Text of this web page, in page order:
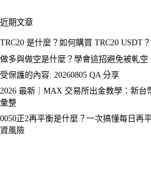
近期文章
TRC20 是什麼？如何購買 TRC20 USDT？
做多與做空是什麼？學會這招避免被軋空
受保護的內容: 20260805 QA 分享
2026 最新｜MAX 交易所出金教學：新台
彙整
0050正2再平衡是什麼？一次搞懂每日再
資風險